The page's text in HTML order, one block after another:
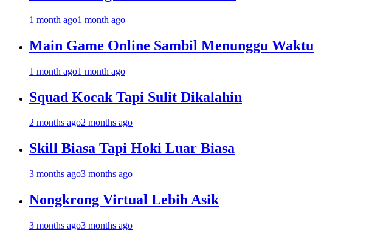
1 month ago1 month ago
Main Game Online Sambil Menunggu Waktu
1 month ago1 month ago
Squad Kocak Tapi Sulit Dikalahin
2 months ago2 months ago
Skill Biasa Tapi Hoki Luar Biasa
3 months ago3 months ago
Nongkrong Virtual Lebih Asik
3 months ago3 months ago